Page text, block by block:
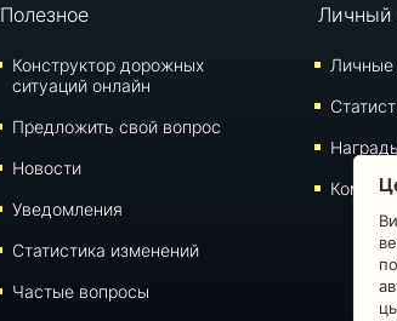
Полезное
Конструктор дорожных
ситуаций онлайн
Предложить свой вопрос
Новости
Уведомления
Статистика изменений
Частые вопросы
Личный